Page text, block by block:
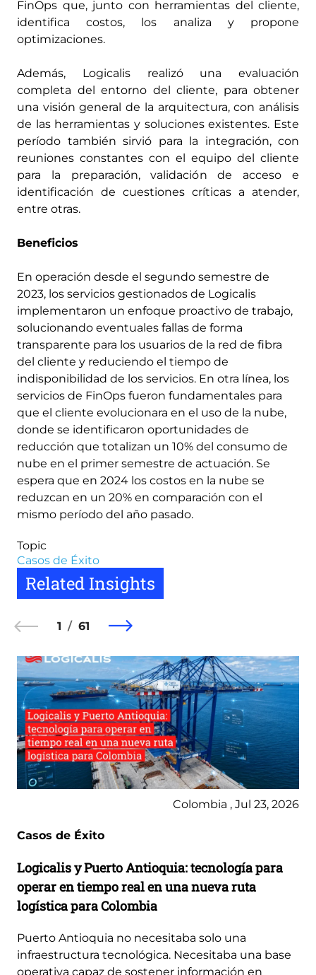
FinOps que, junto con herramientas del cliente,
identifica costos, los analiza y propone
optimizaciones.
Además, Logicalis realizó una evaluación
completa del entorno del cliente, para obtener
una visión general de la arquitectura, con análisis
de las herramientas y soluciones existentes. Este
período también sirvió para la integración, con
reuniones constantes con el equipo del cliente
para la preparación, validación de acceso e
identificación de cuestiones críticas a atender,
entre otras.
Beneficios
En operación desde el segundo semestre de
2023, los servicios gestionados de Logicalis
implementaron un enfoque proactivo de trabajo,
solucionando eventuales fallas de forma
transparente para los usuarios de la red de fibra
del cliente y reduciendo el tiempo de
indisponibilidad de los servicios. En otra línea, los
servicios de FinOps fueron fundamentales para
que el cliente evolucionara en el uso de la nube,
donde se identificaron oportunidades de
reducción que totalizan un 10% del consumo de
nube en el primer semestre de actuación. Se
espera que en 2024 los costos en la nube se
reduzcan en un 20% en comparación con el
mismo período del año pasado.
Topic
Casos de Éxito
Related Insights
1 61
Colombia , Jul 23, 2026
Casos de Éxito
Logicalis y Puerto Antioquia: tecnología para
operar en tiempo real en una nueva ruta
logística para Colombia
Puerto Antioquia no necesitaba solo una
infraestructura tecnológica. Necesitaba una base
operativa capaz de sostener información en